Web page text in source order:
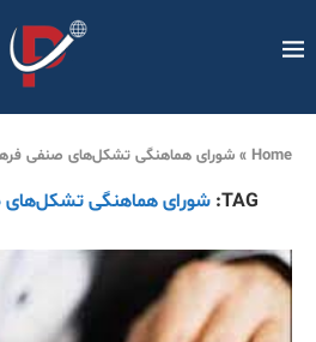
Home
» شورای هماهنگی تشکل‌های صنفی
TAG: شورای هماهنگی تشکل‌های